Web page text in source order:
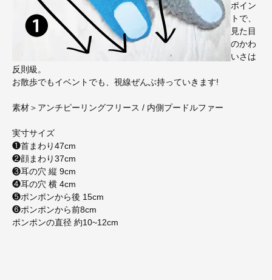
ポイン
トで、
見た目
のかわ
いさは
反則級。
お散歩でもイベントでも、視線ぜんぶ持っていきます!
素材＞アンチピーリングフリース / 内側プードルファー
実寸サイズ
❶首まわり47cm
❷顔まわり37cm
❸耳の穴 縦 9cm
❹耳の穴 横 4cm
❺ポンポンから後 15cm
❻ポンポンから前8cm
ポンポンの直径 約10~12cm